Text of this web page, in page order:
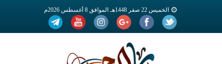
الخميس 22 صفر 1448هـ الموافق 8 أغسطس 2026م